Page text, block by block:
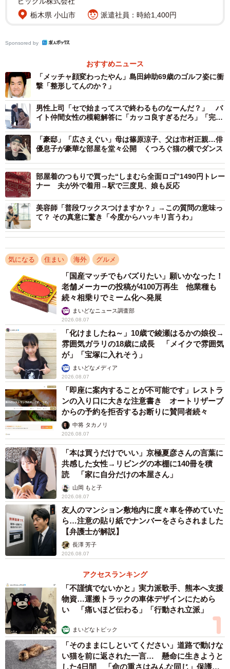
一番”というストレートな声が多く寄せられました。
また、「日本が一番安全」「一番平和」「他の国は怖い」
そのほか、「ご飯が最高に美味しい」「日本食最高」「お
手洗いも日本がいい」といった食事・衛生面を挙げる意見
や、「特に不自由なく暮らせているから」「今の生活で大
満足」「いろいろ大変だけど結局一番楽」など、現状に満
足している声も寄せられました。
続く2位には「韓国」（10.2％）がランクイン。
理由を見ていくと、「K-POPが大好き」「韓国の学校生活
が楽しそう」「韓国料理が大好きだから」「美容が充実し
てる」といった意見があがったほか、「イケメン多いか
ら」という声も聞かれました。
3位の「アメリカ」（8.1％）には、「資本主義の自由な生
活をしたい」「アメリカのパスポートは強いから」「アメ
リカ人みたいな顔立ちになりたいから」など、韓国同様、
見た目への憧れも見られました。
以下、4位「イタリア」（4.1％）、5位「イギリス」
（3.1％）と続き、イタリアへの理由は「食」と「おしゃ
れ」に集約されている一方、イギリスでは、「世界観」や
「文化・見た目」への憧れが垣間見えました。
◇ ◇
【出典】
▽ワカモノリサーチ／令和の若者に聞いた「生まれ変わっ
たらどこの国に生まれたい」ランキング！
https://wakamono-research.co.jp/media/reiwa-youth-
country-ranking/
栃木県 小山市
派遣社員：時給1,400円
Sponsored by
おすすめニュース
「メッチャ顔変わったやん」島田紳助69歳のゴルフ姿に衝
撃「整形してんのか？」
男性上司「セで始まってスで終わるものなーんだ？」 バ
イト仲間女性の模範解答に「カッコ良すぎるだろ」「完璧
「豪邸」「広さえぐい」母は篠原涼子、父は市村正親…俳
優息子が豪華な部屋を堂々公開 くつろぐ猫の横でダンス
部屋着のつもりで買った“しまむら全面ロゴ”1490円トレー
ナー 夫が外で着用→駅で三度見、娘も反応
美容師「普段ワックスつけますか？」→この質問の意味っ
て？ その真意に驚き「今度からハッキリ言うわ」
気になる 住まい 海外 グルメ
「国産マッチでもバズりたい」願いかなった！
老舗メーカーの投稿が4100万再生 他業種も
続々相乗りでミーム化へ発展
まいどなニュース調査部
2026.08.07
「化けましたね～」10歳で綾瀬はるかの娘役→
雰囲気ガラリの18歳に成長 「メイクで雰囲気
が」「宝塚に入れそう」
まいどなメディア
2026.08.07
「即座に案内することが不可能です」レストラ
ンの入り口に大きな注意書き オートリザーブ
からの予約を拒否するお断りに賛同者続々
中将 タカノリ
2026.08.07
「本は買うだけでいい」京極夏彦さんの言葉に
共感した女性→リビングの本棚に140冊を積
読 「家に自分だけの本屋さん」
山岡 もと子
2026.08.07
友人のマンション敷地内に度々車を停めていた
ら…注意の貼り紙でナンバーをさらされました
【弁護士が解説】
長澤 芳子
2026.08.07
アクセスランキング
「不謹慎でないかと」実力派歌手、熊本へ支援
物資…運搬トラックの車体デザインにためら
い 「痛いほど伝わる」「行動され立派」
まいどなトピック
「そのままにしといてください」道路で動けな
い猫を前に返された一言… 懸命に生きようと
した4日間 「命の重さはみんな同じ」保護団